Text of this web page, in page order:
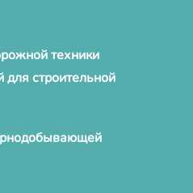
техники
для строительной